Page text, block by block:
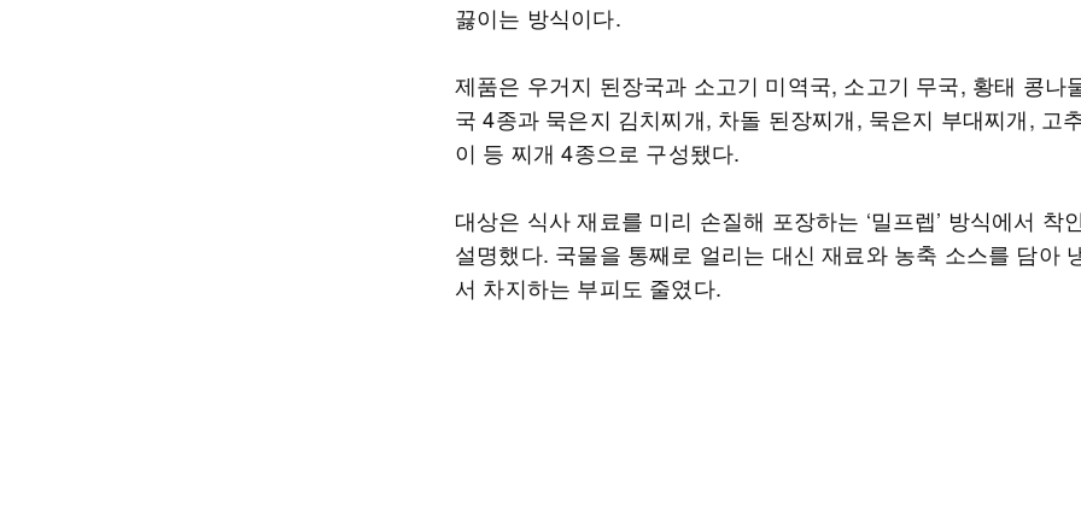
끓이는 방식이다.
제품은 우거지 된장국과 소고기 미역국, 소고기 무국, 황태 콩나
국 4종과 묵은지 김치찌개, 차돌 된장찌개, 묵은지 부대찌개, 고
이 등 찌개 4종으로 구성됐다.
대상은 식사 재료를 미리 손질해 포장하는 ‘밀프렙’ 방식에서 착
설명했다. 국물을 통째로 얼리는 대신 재료와 농축 소스를 담아
서 차지하는 부피도 줄였다.